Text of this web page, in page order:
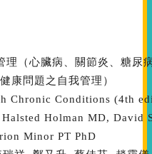
理（心臟病、關節炎、糖尿
康問題之自我管理）
Chronic Conditions (4th
Holman MD, David
Minor PT PhD